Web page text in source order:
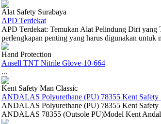
Alat Safety Surabaya
APD Terdekat
APD Terdekat: Temukan Alat Pelindung Diri
perlengkapan penting yang harus digunakan untuk
Hand Protection
Ansell TNT Nitrile Glove-10-664
...
Kent Safety Man Classic
ANDALAS Polyurethane (PU) 78355 Kent Safety
ANDALAS Polyurethane (PU) 78355 Kent Safety
ANDALAS 78355 (Outsole PU)Model Kent